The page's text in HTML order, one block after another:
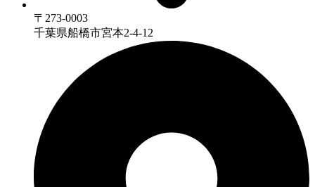
〒273-0003
千葉県船橋市宮本2-4-12